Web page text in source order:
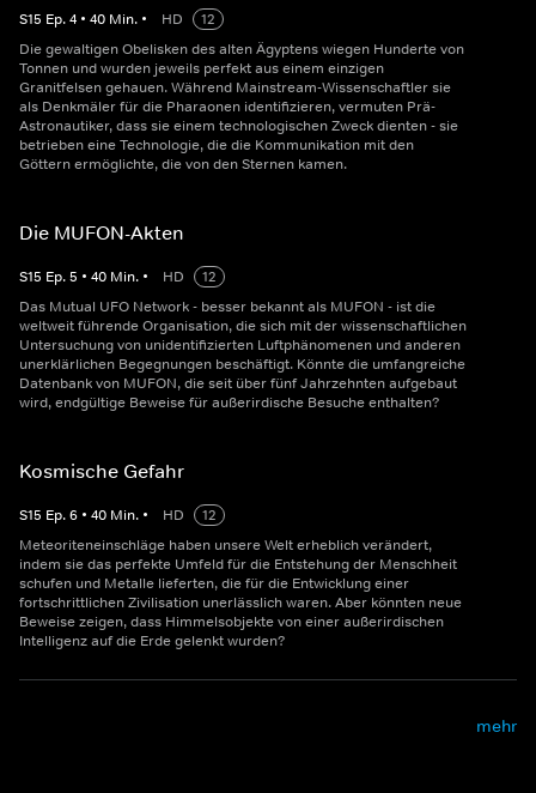
S15 Ep.4 • 40 Min. • HD
12
Die gewaltigen Obelisken des alten Ägyptens wiegen Hunderte von
Tonnen und wurden jeweils perfekt aus einem einzigen
Granitfelsen gehauen. Während Mainstream-Wissenschaftler sie
als Denkmäler für die Pharaonen identifizieren, vermuten Prä-
Astronautiker, dass sie einem technologischen Zweck dienten - sie
betrieben eine Technologie, die die Kommunikation mit den
Göttern ermöglichte, die von den Sternen kamen.
Die MUFON-Akten
S15 Ep.5 • 40 Min. • HD
12
Das Mutual UFO Network - besser bekannt als MUFON - ist die
weltweit führende Organisation, die sich mit der wissenschaftlichen
Untersuchung von unidentifizierten Luftphänomenen und anderen
unerklärlichen Begegnungen beschäftigt. Könnte die umfangreiche
Datenbank von MUFON, die seit über fünf Jahrzehnten aufgebaut
wird, endgültige Beweise für außerirdische Besuche enthalten?
Kosmische Gefahr
S15 Ep.6 • 40 Min. • HD
12
Meteoriteneinschläge haben unsere Welt erheblich verändert,
indem sie das perfekte Umfeld für die Entstehung der Menschheit
schufen und Metalle lieferten, die für die Entwicklung einer
fortschrittlichen Zivilisation unerlässlich waren. Aber könnten neue
Beweise zeigen, dass Himmelsobjekte von einer außerirdischen
Intelligenz auf die Erde gelenkt wurden?
mehr